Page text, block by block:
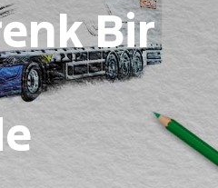
Bir